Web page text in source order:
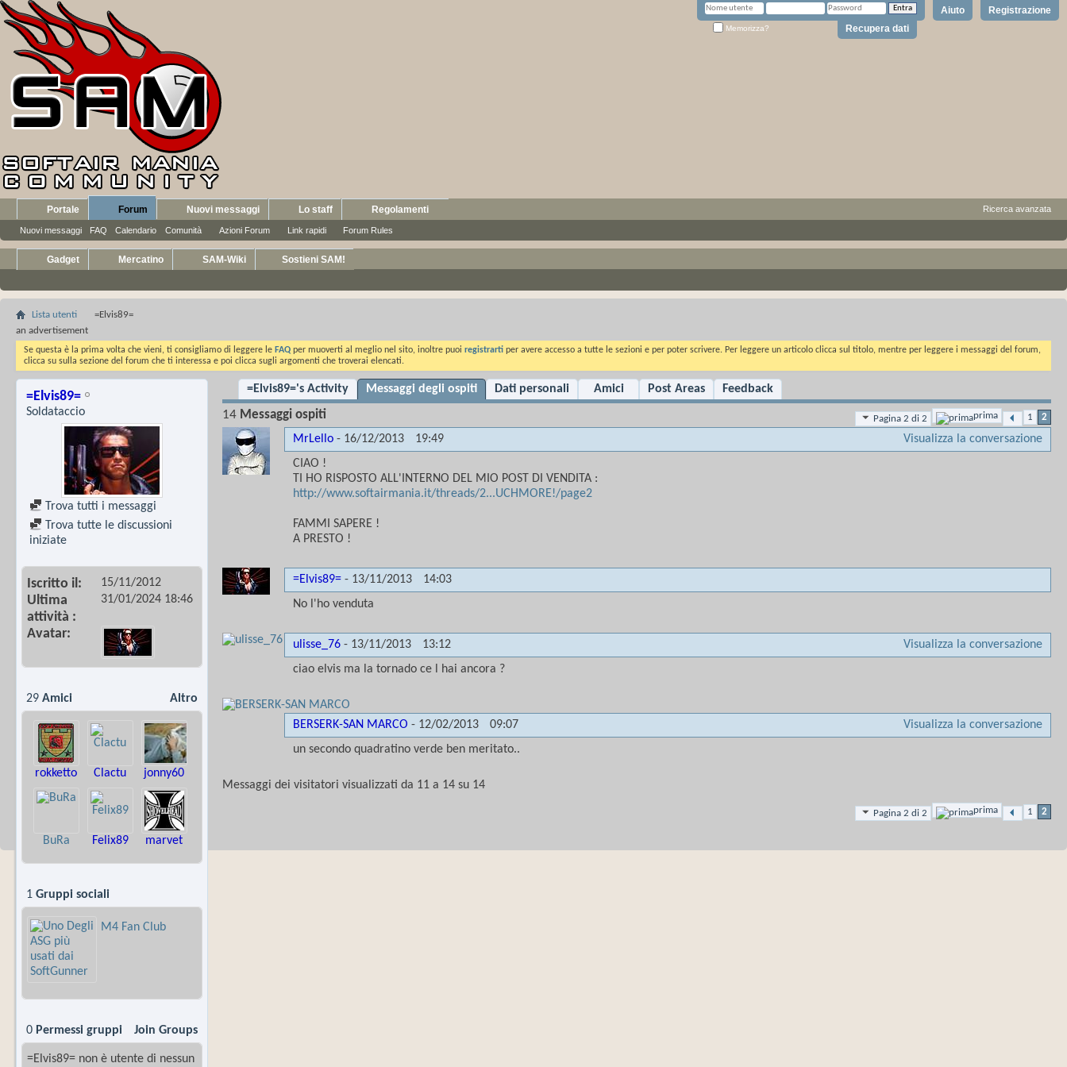
Registrazione
Aiuto
Memorizza? Recupera dati
Portale Forum
Nuovi messaggi FAQ Calendario Comunità Azioni Forum Link rapidi Forum Rules
Nuovi messaggi Lo staff Regolamenti Ricerca avanzata
Gadget Mercatino SAM-Wiki Sostieni SAM!
Lista utenti
=Elvis89=
an advertisement
Se questa è la prima volta che vieni, ti consigliamo di leggere le FAQ per muoverti al meglio nel sito, inoltre puoi registrarti per avere accesso a tutte le sezioni e per poter scrivere. Per leggere un articolo clicca sul titolo, mentre per leggere i messaggi del forum,
clicca su sulla sezione del forum che ti interessa e poi clicca sugli argomenti che troverai elencati.
=Elvis89=
Soldataccio
Trova tutti i messaggi
Trova tutte le discussioni
iniziate
Iscritto il 15/11/2012
Ultima
attività
31/01/2024 18:46
Avatar
Altro
29 Amici
rokketto Clactu jonny60
BuRa Felix89 marvet
1 Gruppi sociali
M4 Fan Club
Join Groups
0 Permessi gruppi
=Elvis89= non è utente di nessun
=Elvis89='s Activity Messaggi degli ospiti Dati personali Amici Post Areas Feedback
14 Messaggi ospiti
MrLello - 16/12/2013 19:49
Visualizza la conversazione
CIAO !
TI HO RISPOSTO ALL'INTERNO DEL MIO POST DI VENDITA :
http://www.softairmania.it/threads/2...UCHMORE!/page2
FAMMI SAPERE !
A PRESTO !
=Elvis89= - 13/11/2013
14:03
No l'ho venduta
ulisse_76 - 13/11/2013 13:12
Visualizza la conversazione
ciao elvis ma la tornado ce l hai ancora ?
BERSERK-SAN MARCO - 12/02/2013 09:07
Visualizza la conversazione
un secondo quadratino verde ben meritato..
Messaggi dei visitatori visualizzati da 11 a 14 su 14
Pagina 2 di 2 prima 1 2
Pagina 2 di 2 prima 1 2